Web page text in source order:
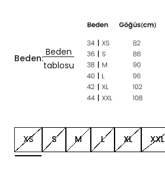
Beden:
Beden
tablosu
XS S M L XL XXL